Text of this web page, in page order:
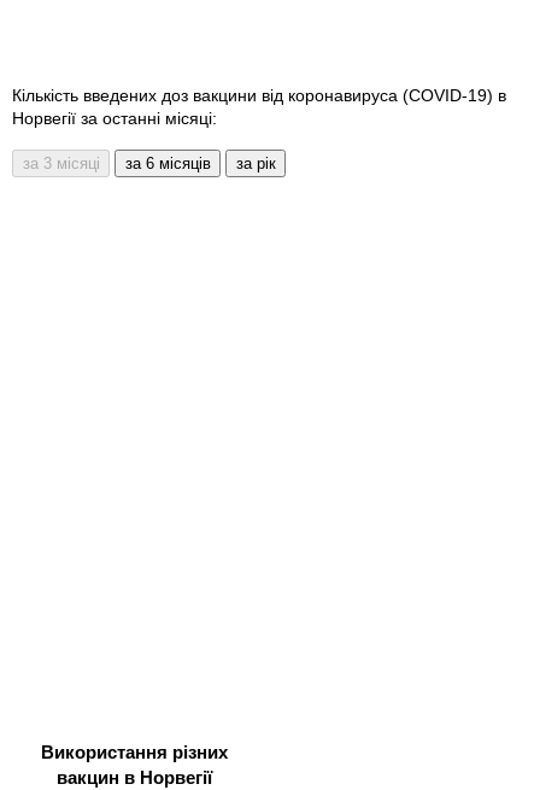
Кількість введених доз вакцини від коронавируса (COVID-19) в
Норвегії за останні місяці:
Використання різних
вакцин в Норвегії